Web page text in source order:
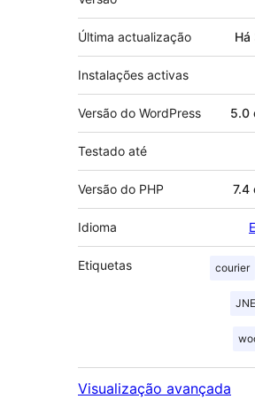
Última actualização Há
Instalações activas
Versão do WordPress 5.0
Testado até
Versão do PHP 7.4
Idioma
Etiquetas courier
JNE
Visualização avançada